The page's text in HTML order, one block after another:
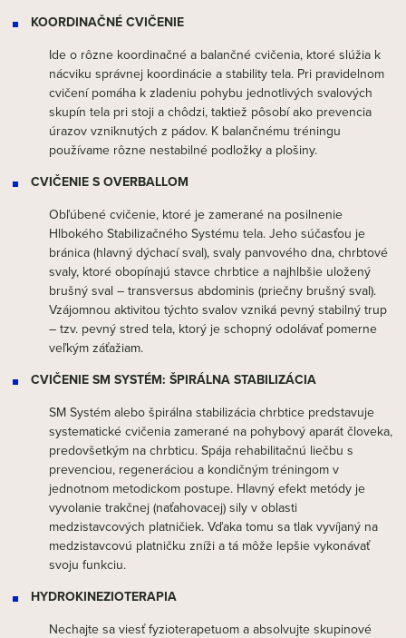
KOORDINAČNÉ CVIČENIE
Ide o rôzne koordinačné a balančné cvičenia, ktoré slúžia k
nácviku správnej koordinácie a stability tela. Pri pravidelnom
cvičení pomáha k zladeniu pohybu jednotlivých svalových
skupín tela pri stoji a chôdzi, taktiež pôsobí ako prevencia
úrazov vzniknutých z pádov. K balančnému tréningu
používame rôzne nestabilné podložky a plošiny.
CVIČENIE S OVERBALLOM
Obľúbené cvičenie, ktoré je zamerané na posilnenie
Hlbokého Stabilizačného Systému tela. Jeho súčasťou je
bránica (hlavný dýchací sval), svaly panvového dna, chrbtové
svaly, ktoré obopínajú stavce chrbtice a najhlbšie uložený
brušný sval – transversus abdominis (priečny brušný sval).
Vzájomnou aktivitou týchto svalov vzniká pevný stabilný trup
– tzv. pevný stred tela, ktorý je schopný odolávať pomerne
veľkým záťažiam.
CVIČENIE SM SYSTÉM: ŠPIRÁLNA STABILIZÁCIA
SM Systém alebo špirálna stabilizácia chrbtice predstavuje
systematické cvičenia zamerané na pohybový aparát človeka,
predovšetkým na chrbticu. Spája rehabilitačnú liečbu s
prevenciou, regeneráciou a kondičným tréningom v
jednotnom metodickom postupe. Hlavný efekt metódy je
vyvolanie trakčnej (naťahovacej) sily v oblasti
medzistavcových platničiek. Vďaka tomu sa tlak vyvíjaný na
medzistavcovú platničku zníži a tá môže lepšie vykonávať
svoju funkciu.
HYDROKINEZIOTERAPIA
Nechajte sa viesť fyzioterapetuom a absolvujte skupinové